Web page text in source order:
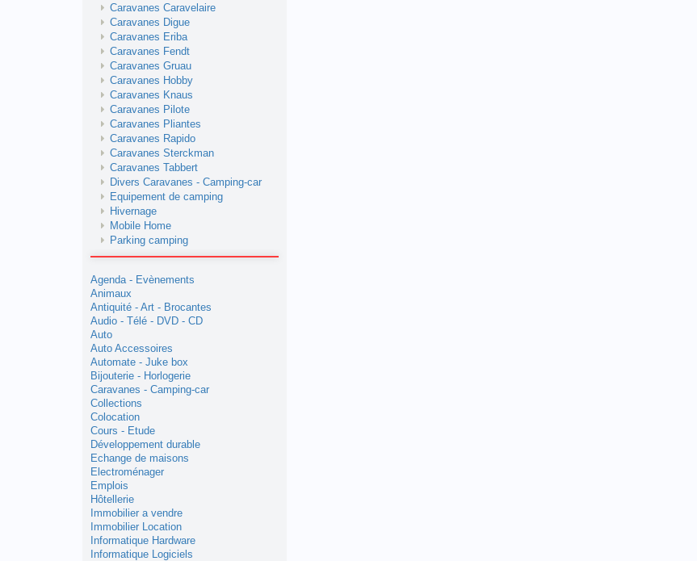
Caravanes Caravelaire
Caravanes Digue
Caravanes Eriba
Caravanes Fendt
Caravanes Gruau
Caravanes Hobby
Caravanes Knaus
Caravanes Pilote
Caravanes Pliantes
Caravanes Rapido
Caravanes Sterckman
Caravanes Tabbert
Divers Caravanes - Camping-car
Equipement de camping
Hivernage
Mobile Home
Parking camping
Agenda - Evènements
Animaux
Antiquité - Art - Brocantes
Audio - Télé - DVD - CD
Auto
Auto Accessoires
Automate - Juke box
Bijouterie - Horlogerie
Caravanes - Camping-car
Collections
Colocation
Cours - Etude
Développement durable
Echange de maisons
Electroménager
Emplois
Hôtellerie
Immobilier a vendre
Immobilier Location
Informatique Hardware
Informatique Logiciels